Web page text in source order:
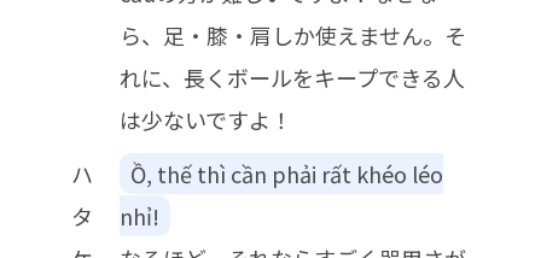
ら、足・膝・肩しか使えません。そ
れに、長くボールをキープできる人
は少ないですよ！
ハ
タ
Ồ, thế thì cần phải rất khéo léo
nhỉ!